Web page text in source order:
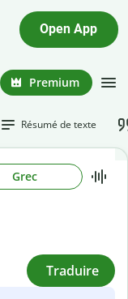
Open App
Premium
Résumé de texte
Grec
Traduire